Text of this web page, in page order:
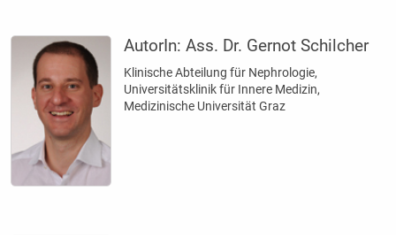
AutorIn:Ass. Dr. Gernot Schilcher
Klinische Abteilung für Nephrologie,
Universitätsklinik für Innere Medizin,
Medizinische Universität Graz